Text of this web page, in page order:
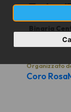
Torino
Binaria
Organizzato
Coro